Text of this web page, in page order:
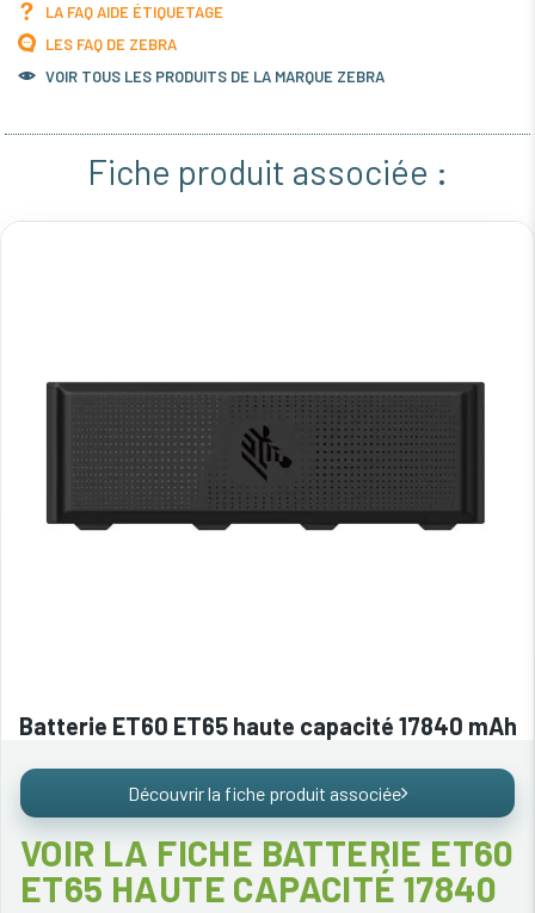
LA FAQ AIDE ÉTIQUETAGE
LES FAQ DE ZEBRA
VOIR TOUS LES PRODUITS DE LA MARQUE ZEBRA
Fiche produit associée :
Batterie ET60 ET65 haute capacité 17840 mAh
Découvrir la fiche produit associée
VOIR LA FICHE BATTERIE ET60
ET65 HAUTE CAPACITÉ 17840